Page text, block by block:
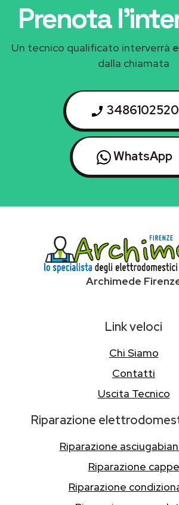
Prenota
Un tecnico qualificato interverrà
dalla chiamata
3486102520
WhatsApp
Archimede
Link veloci
Chi Siamo
Contatti
Uscita Tecnico
Riparazione
Riparazione
Riparazione cappe
Riparazione